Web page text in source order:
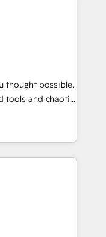
no two
your
solutions that
We believe in
and we’re
and
thought possible.
tools and chaotic
revenue
with deep
scale faster—with
and more
& Custom
· Sales &